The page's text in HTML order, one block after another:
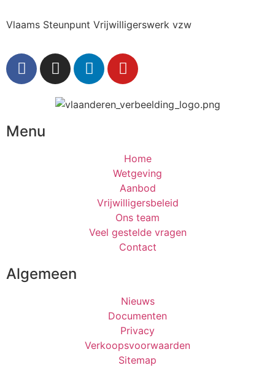
Vlaams Steunpunt Vrijwilligerswerk vzw
Menu
Home
Wetgeving
Aanbod
Vrijwilligersbeleid
Ons team
Veel gestelde vragen
Contact
Algemeen
Nieuws
Documenten
Privacy
Verkoopsvoorwaarden
Sitemap